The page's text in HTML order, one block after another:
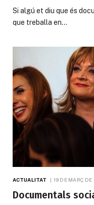
Si algú et diu que és
que treballa en…
ACTUALITAT 19 DE MARÇ DE
Documentals